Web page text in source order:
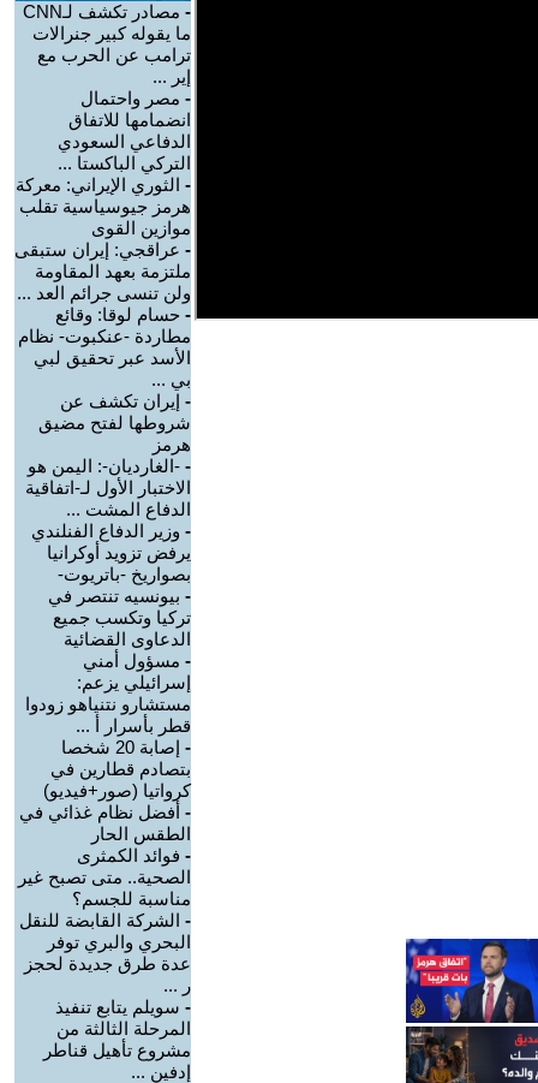
-
مصادر تكشف لـCNN
ما يقوله كبير جنرالات
ترامب عن الحرب مع
إير ...
- مصر واحتمال
انضمامها للاتفاق
الدفاعي السعودي
التركي الباكستا ...
- الثوري الإيراني: معركة
هرمز جيوسياسية تقلب
موازين القوى
- عراقجي: إيران ستبقى
ملتزمة بعهد المقاومة
ولن تنسى جرائم العد ...
- حسام لوقا: وقائع
مطاردة -عنكبوت- نظام
الأسد عبر تحقيق لبي
بي ...
- إيران تكشف عن
شروطها لفتح مضيق
هرمز
- -الغارديان-: اليمن هو
الاختبار الأول لـ-اتفاقية
الدفاع المشت ...
- وزير الدفاع الفنلندي
يرفض تزويد أوكرانيا
بصواريخ -باتريوت-
- بيونسيه تنتصر في
تركيا وتكسب جميع
الدعاوى القضائية
- مسؤول أمني
إسرائيلي يزعم:
مستشارو نتنياهو زودوا
قطر بأسرار أ ...
-
إصابة 20 شخصا
بتصادم قطارين في
كرواتيا (صور+فيديو)
- أفضل نظام غذائي في
الطقس الحار
- فوائد الكمثرى
الصحية.. متى تصبح غير
مناسبة للجسم؟
- الشركة القابضة للنقل
البحري والبري توفر
عدة طرق جديدة لحجز
ر ...
- سويلم يتابع تنفيذ
المرحلة الثالثة من
مشروع تأهيل قناطر
إدفين ...